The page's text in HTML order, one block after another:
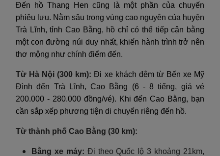
Đến hồ Thang Hen cũng là một phần của chuyến
phiêu lưu. Nằm sâu trong vùng cao nguyên của huyện
Trà Lĩnh, tỉnh Cao Bằng, hồ chỉ có thể tiếp cận bằng
một con đường núi duy nhất, khiến hành trình trở nên
thơ mộng như chính điểm đến.
Từ Hà Nội (300 km):Đi xe khách đêm từ Bến xe Mỹ
Đình đến Trà Lĩnh, Cao Bằng (6 - 8 tiếng, giá vé
200.000 - 280.000 đồng/vé). Khi đến Cao Bằng, bạn
cần sắp xếp phương tiện di chuyển riêng đến hồ.
Từ thành phố Cao Bằng (30 km):
Bằng xe máy: Đi theo Quốc lộ 3 khoảng 21km,